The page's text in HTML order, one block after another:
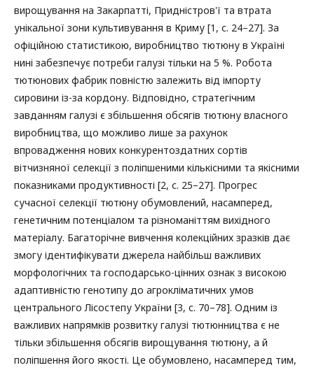
вирощування на Закарпатті, Придністров'ї та втрата
унікальної зони культивування в Криму [1, с. 24–27]. За
офіційною статистикою, виробництво тютюну в Україні
нині забезпечує потреби галузі тільки на 5 %. Робота
тютюнових фабрик повністю залежить від імпорту
сировини із-за кордону. Відповідно, стратегічним
завданням галузі є збільшення обсягів тютюну власного
виробництва, що можливо лише за рахунок
впровадження нових конкурентоздатних сортів
вітчизняної селекції з поліпшеними кількісними та якісними
показниками продуктивності [2, с. 25–27]. Прогрес
сучасної селекції тютюну обумовлений, насамперед,
генетичним потенціалом та різноманіттям вихідного
матеріалу. Багаторічне вивчення колекційних зразків дає
змогу ідентифікувати джерела найбільш важливих
морфологічних та господарсько-цінних ознак з високою
адаптивністю генотипу до агрокліматичних умов
центрального Лісостепу України [3, с. 70–78]. Одним із
важливих напрямків розвитку галузі тютюнництва є не
тільки збільшення обсягів вирощування тютюну, а й
поліпшення його якості. Це обумовлено, насамперед тим,